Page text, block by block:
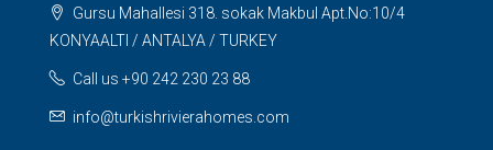
Gursu Mahallesi 318. sokak Makbul Apt.No:10/4
KONYAALTI / ANTALYA / TURKEY
Call us +90 242 230 23 88
info@turkishrivierahomes.com